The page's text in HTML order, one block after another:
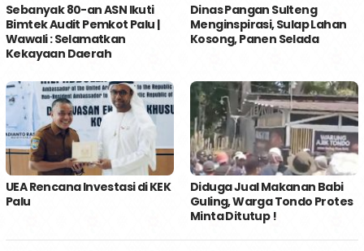
Sebanyak 80-an ASN Ikuti
Bimtek Audit Pemkot Palu |
Wawali : Selamatkan
Kekayaan Daerah
Dinas Pangan Sulteng
Menginspirasi, Sulap Lahan
Kosong, Panen Selada
UEA Rencana Investasi di KEK
Palu
Diduga Jual Makanan Babi
Guling, Warga Tondo Protes
Minta Ditutup !